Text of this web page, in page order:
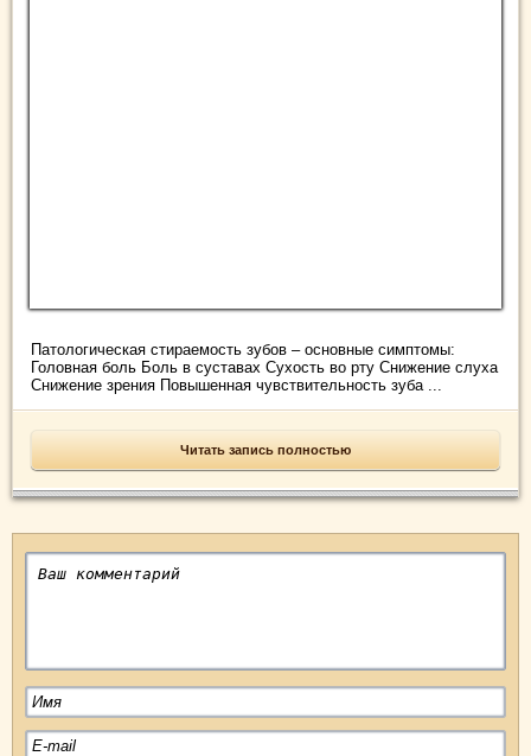
Патологическая стираемость зубов – основные симптомы:
Головная боль Боль в суставах Сухость во рту Снижение слуха
Снижение зрения Повышенная чувствительность зуба ...
Читать запись полностью